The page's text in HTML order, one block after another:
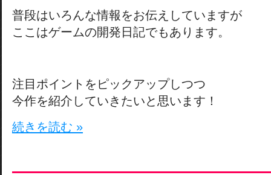
普段はいろんな情報をお伝えしていますが
ここはゲームの開発日記でもあります。
注目ポイントをピックアップしつつ
今作を紹介していきたいと思います！
続きを読む »